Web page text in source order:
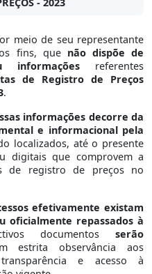
meio de seu representante
fins, que não dispõe de
informaçõesreferentes
de Registro de Preços
.
informações decorre da
e informacional pela
localizados, até o presente
digitais que comprovem a
de registro de preços no
efetivamente existam
oficialmente repassados à
documentos serão
estrita observância aos
e acesso à